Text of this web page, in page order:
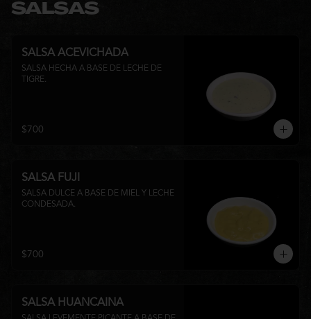
SALSAS
SALSA ACEVICHADA
SALSA HECHA A BASE DE LECHE DE
TIGRE.
$700
SALSA FUJI
SALSA DULCE A BASE DE MIEL Y LECHE
CONDESADA.
$700
SALSA HUANCAINA